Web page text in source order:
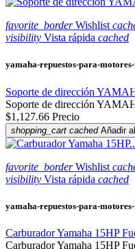
favorite_border Wishlist
visibility Vista rápida cached
yamaha-repuestos-para-
Soporte de dirección
Soporte de dirección
$1,127.66 Precio
shopping_cart cached Añadir
favorite_border Wishlist
visibility Vista rápida cached
yamaha-repuestos-para-
Carburador Yamaha 15HP
Carburador Yamaha 15HP